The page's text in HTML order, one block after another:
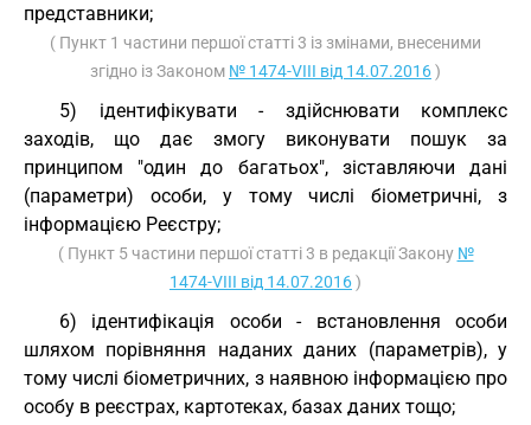
представники;
( Пункт 1 частини першої статті 3 із змінами, внесеними
згідно із Законом № 1474-VIII від 14.07.2016)
5) ідентифікувати - здійснювати комплекс
заходів, що дає змогу виконувати пошук за
принципом "один до багатьох", зіставляючи дані
(параметри) особи, у тому числі біометричні, з
інформацією Реєстру;
( Пункт 5 частини першої статті 3 в редакції Закону №
1474-VIII від 14.07.2016)
6) ідентифікація особи - встановлення особи
шляхом порівняння наданих даних (параметрів), у
тому числі біометричних, з наявною інформацією про
особу в реєстрах, картотеках, базах даних тощо;